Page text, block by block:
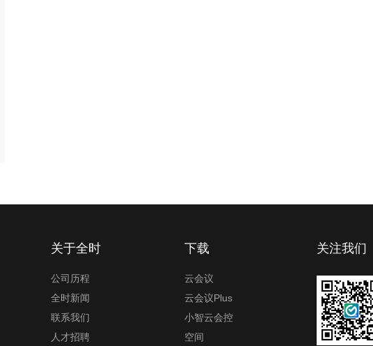
关于全时
公司历程
全时新闻
联系我们
人才招聘
下载
云会议
云会议Plus
小智云会控
空间
关注我们